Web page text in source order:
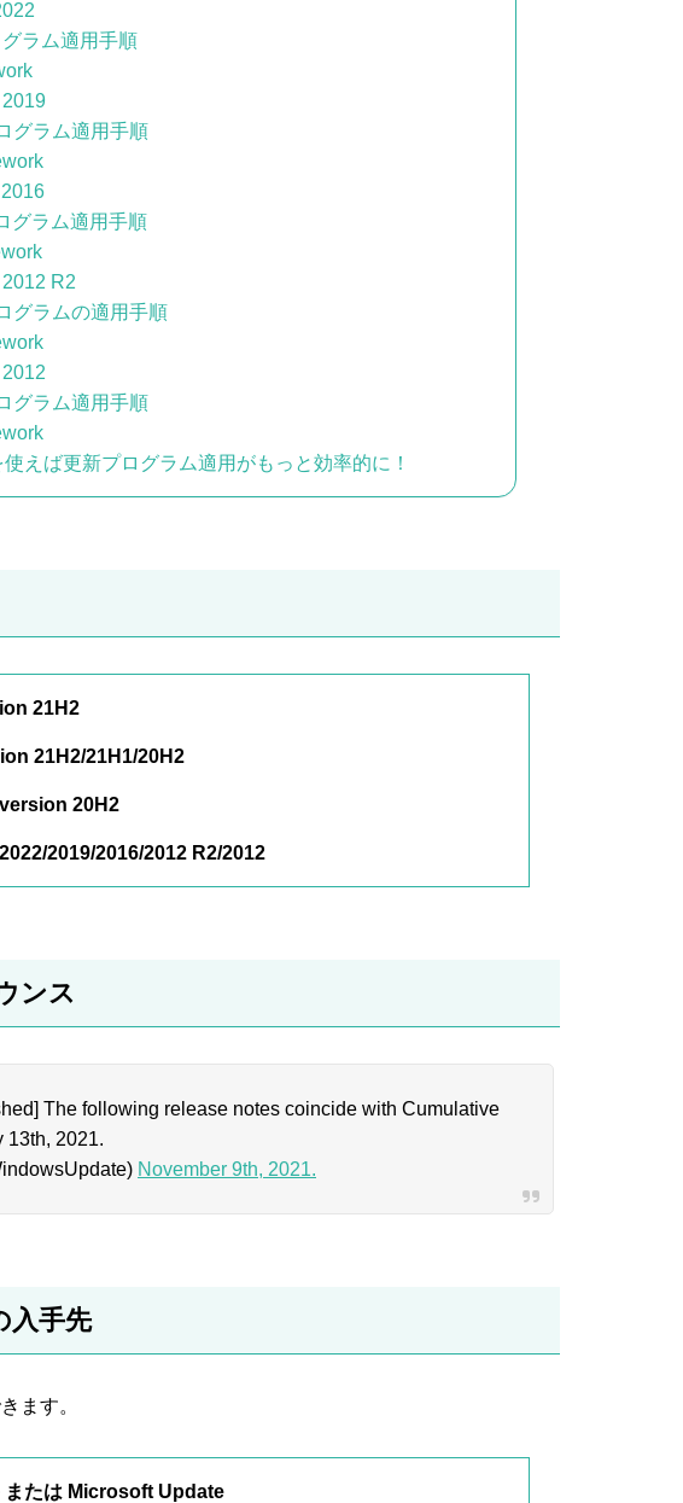
ラム適用手順
グラム適用手順
グラム適用手順
R2
グラムの適用手順
グラム適用手順
えば更新プログラム適用がもっと効率的に！
21H2
21H2/21H1/20H2
20H2
2019/2016/2012 R2/2012
ンス
The following release notes coincide with Cumulative
13th, 2021.
November 9th, 2021.
入手先
ます。
たは Microsoft Update